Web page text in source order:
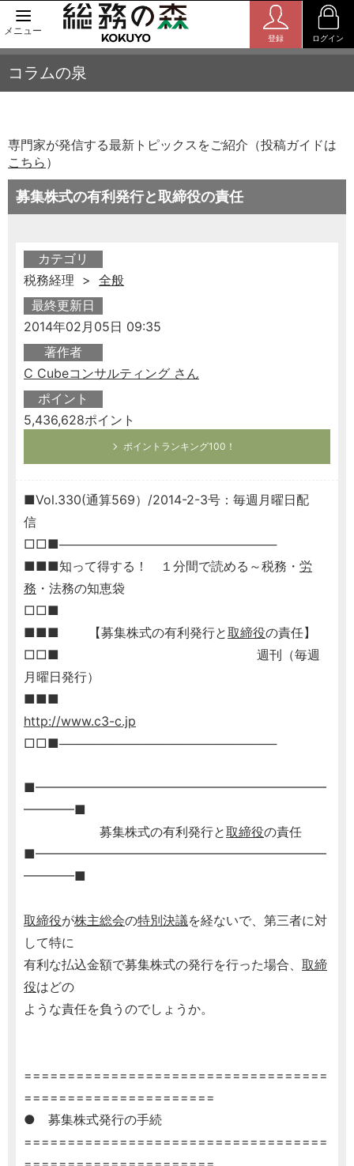
メニュー
登録 ログイン
コラムの泉
専門家が発信する最新トピックスをご紹介（投稿ガイドは
こちら ）
募集株式の有利発行と取締役の責任
カテゴリ
税務経理 > 全般
最終更新日
2014年02月05日 09:35
著作者
C Cubeコンサルティング さん
ポイント
5,436,628ポイント
ポイントランキング100！
■Vol.330(通算569）/2014-2-3号：毎週月曜日配
信
□□■─────────────────────────
■■■知って得する！ １分間で読める～税務・ 労
務 ・法務の知恵袋
□□■
■■■ 【募集株式の有利発行と取締役の責任】
□□■ 週刊（毎週
月曜日発行）
■■■
http://www.c3-c.jp
□□■─────────────────────────
■━━━━━━━━━━━━━━━━━━━━━━━
━━━━■
募集株式の有利発行と取締役の責任
■━━━━━━━━━━━━━━━━━━━━━━━
━━━━■
取締役が株主総会の特別決議を経ないで、第三者に対
して特に
有利な払込金額で募集株式の発行を行った場合、 取締
役はどの
ような責任を負うのでしょうか。
===================================
======================
● 募集株式発行の手続
===================================